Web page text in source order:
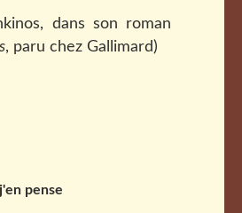
dans son roman
, paru chez Gallimard)
pense